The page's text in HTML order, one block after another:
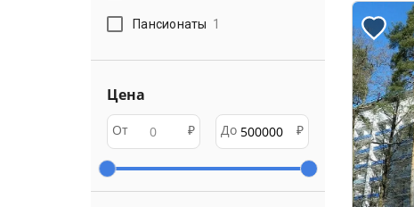
Пансионаты 1
Цена
От ₽ До ₽